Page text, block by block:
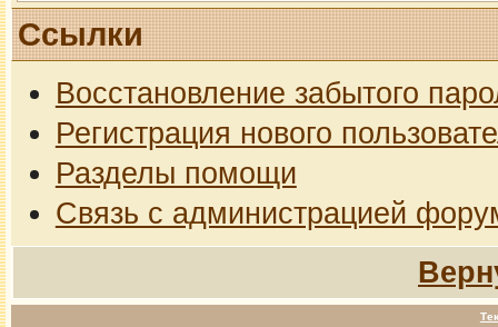
Ссылки
Восстановление забытого
Регистрация нового
Разделы помощи
Связь с администрацией